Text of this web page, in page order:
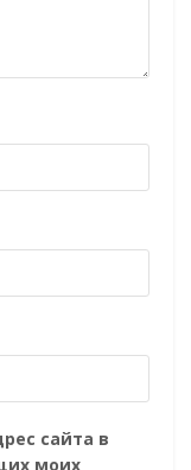
сайта в
моих